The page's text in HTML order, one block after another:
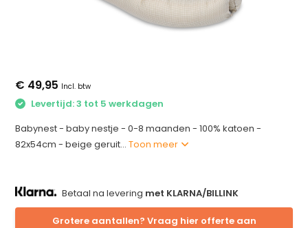
€ 49,95 Incl. btw
Levertijd: 3 tot 5 werkdagen
Babynest - baby nestje - 0-8 maanden - 100% katoen -
82x54cm - beige geruit...Toon meer
Betaal na levering met KLARNA/BILLINK
Grotere aantallen? Vraag hier offerte aan